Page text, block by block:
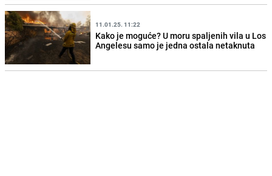
11.01.25. 11:22
Kako je moguće? U moru spaljenih vila u Los
Angelesu samo je jedna ostala netaknuta